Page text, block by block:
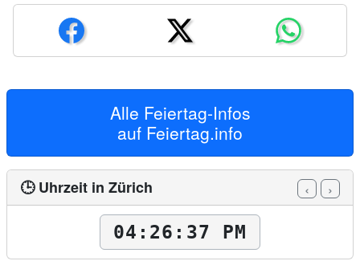
Alle Feiertag-Infos
auf Feiertag.info
🕒 Uhrzeit in Zürich ‹ ›
04:26:39 PM